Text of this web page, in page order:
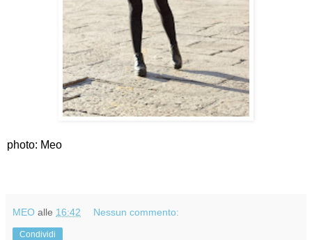
photo: Meo
MEO alle 16:42 Nessun commento:
Condividi